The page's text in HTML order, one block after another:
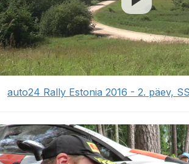
auto24 Rally Estonia 2016 - 2. päev,